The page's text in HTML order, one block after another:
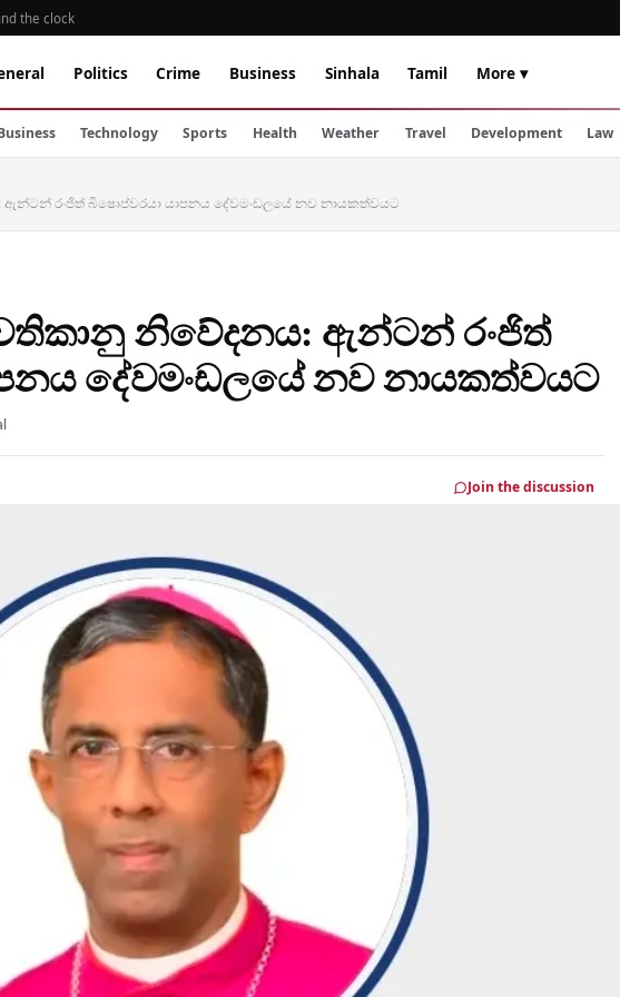
the clock
Politics Crime Business Sinhala Tamil More ▾
Technology Sports Health Weather Travel Development Law
ඇන්ටන් රංජිත් බිෂොප්වරයා යාපනය දේවමංඩලයේ නව නායකත්වයට
නිවේදනය: ඇන්ටන් රංජිත්
දේවමංඩලයේ නව නායකත්වයට
Join the discussion